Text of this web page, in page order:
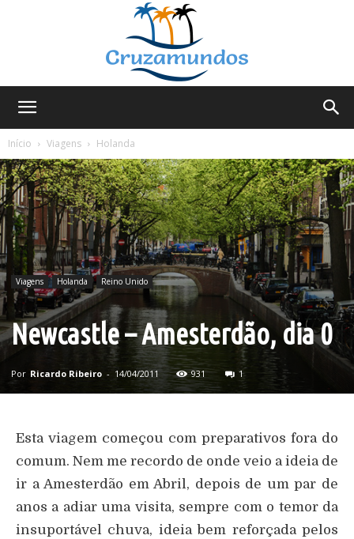
Início
Viagens Holanda
Viagens Holanda Reino Unido
Newcastle – Amesterdão, dia 0
Por Ricardo Ribeiro - 14/04/2011 931 1
Esta viagem começou com preparativos fora do
comum. Nem me recordo de onde veio a ideia de
ir a Amesterdão em Abril, depois de um par de
anos a adiar uma visita, sempre com o temor da
insuportável chuva, ideia bem reforçada pelos